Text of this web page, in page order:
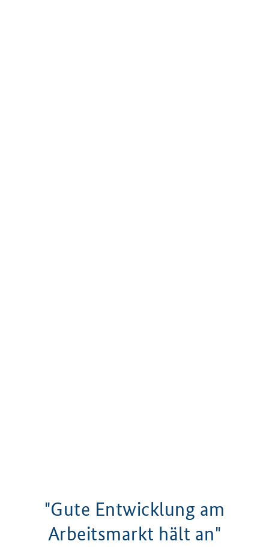
"Gute Entwicklung am
Arbeitsmarkt hält an"